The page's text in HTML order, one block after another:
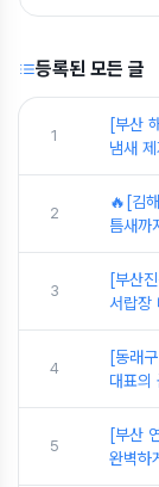
등록된 모든 글
1
[부산
냄새
2
🔥[김
틈새까
3
[부산
서랍장
4
[동래
대표의
5
[부산
완벽하